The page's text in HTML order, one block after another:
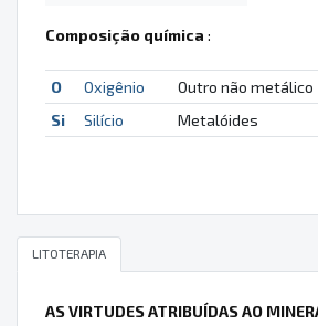
Composição química :
O Oxigênio Outro não metálico
Si
Silício Metalóides
LITOTERAPIA
AS VIRTUDES ATRIBUÍDAS AO